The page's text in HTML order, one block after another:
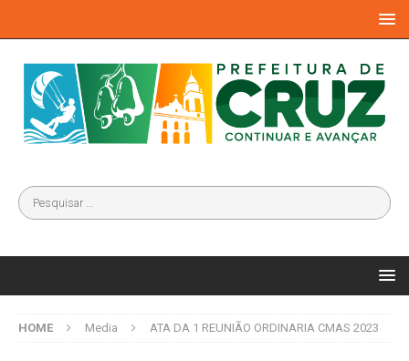
HOME Media ATA DA 1 REUNIÃO ORDINARIA CMAS 2023